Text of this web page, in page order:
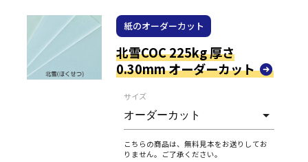
紙のオーダーカット
北雪COC 225kg 厚さ
0.30mm オーダーカット
サイズ
こちらの商品は、無料見本をお送りしてお
りません。ご了承ください。